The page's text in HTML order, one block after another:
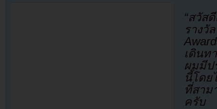
“สวั
รางวั
เดินท
ผมมีป
นี้โดย
ที่สาม
ครับ